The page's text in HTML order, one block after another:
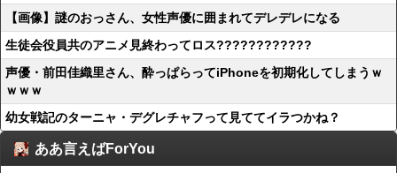
【画像】謎のおっさん、女性声優に囲まれてデレデレになる
生徒会役員共のアニメ見終わってロス????????????
声優・前田佳織里さん、酔っぱらってiPhoneを初期化してしまうｗ
ｗｗｗ
幼女戦記のターニャ・デグレチャフって見ててイラつかね？
ああ言えばForYou